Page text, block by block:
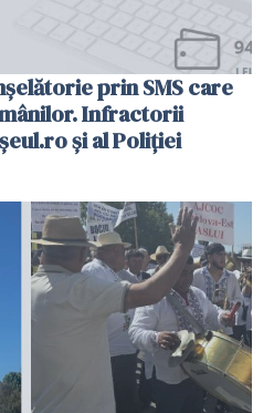
prin SMS care
Infractorii
și al Poliției